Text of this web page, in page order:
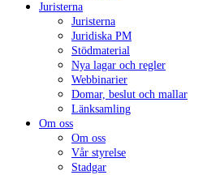
Juristerna
Juristerna
Juridiska PM
Stödmaterial
Nya lagar och regler
Webbinarier
Domar, beslut och mallar
Länksamling
Om oss
Om oss
Vår styrelse
Stadgar